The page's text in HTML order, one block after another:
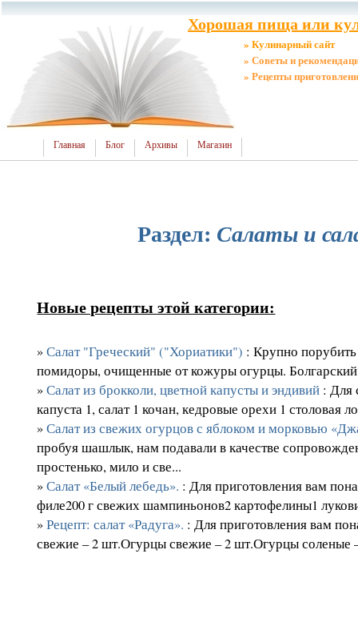
Хорошая пища или
» Кулинарный сайт
» Советы и
» Рецепты
Главная Блог Архивы Магазин
Раздел: Салаты и
Новые рецепты этой категории:
»Салат "Греческий" ("Хориатики") : Крупно
помидоры, очищенные от кожуры огурцы.
»Салат из брокколи, цветной капусты и эндивий : Для
капуста 1, салат 1 кочан, кедровые орехи 1 столовая
»Салат из свежих огурцов с яблоком и морковью
пробуя шашлык, нам подавали в качестве
простенько, мило и све...
»Салат «Белый лебедь». : Для приготовления вам
филе200 г свежих шампиньонов2 картофелины1
»Рецепт: салат «Радуга». : Для приготовления вам
свежие – 2 шт.Огурцы свежие – 2 шт.Огурцы соленые